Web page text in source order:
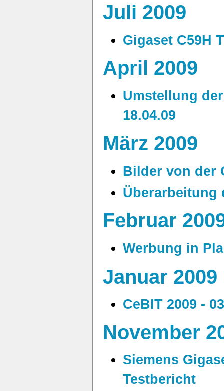
Juli 2009
Gigaset C59H
April 2009
Umstellung
18.04.09
März 2009
Bilder von der
Überarbeitung
Februar
Werbung in
Januar 2009
CeBIT 2009 -
November
Siemens
Testbericht